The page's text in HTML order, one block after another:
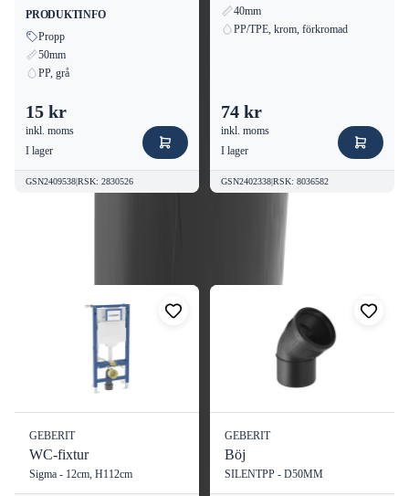
PRODUKTINFO
Propp
50mm
PP, grå
15 kr
inkl. moms
I lager
GSN2409538|RSK: 2830526
40mm
PP/TPE, krom, förkromad
74 kr
inkl. moms
I lager
GSN2402338|RSK: 8036582
GEBERIT
WC-fixtur
Sigma - 12cm, H112cm
GEBERIT
Böj
SILENTPP - D50MM